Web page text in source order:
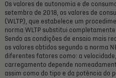
Os valores de autonomia e de
setembro de 2018, os valores de
(WLTP), que estabelece um
norma WLTP substitui completamente
Sendo as condições de ensaio mais
os valores obtidos segundo a norma
diferentes fatores como: a velocidade,
carregamento depende
assim como do tipo e da potência do